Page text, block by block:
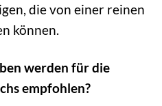
die von einer reinen
können.
werden für die
empfohlen?